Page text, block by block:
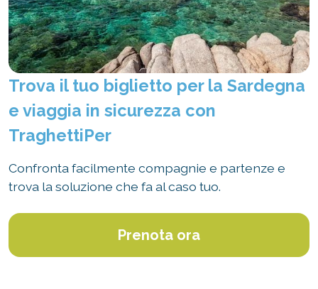
Trova il tuo biglietto per la Sardegna
e viaggia in sicurezza con
TraghettiPer
Confronta facilmente compagnie e partenze e
trova la soluzione che fa al caso tuo.
Prenota ora